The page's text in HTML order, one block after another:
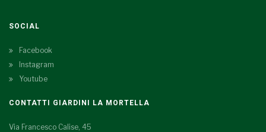
SOCIAL
Facebook
Instagram
Youtube
CONTATTI GIARDINI LA MORTELLA
Via Francesco Calise, 45